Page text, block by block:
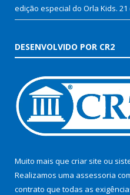
edição especial do Orla Kids. 21
DESENVOLVIDO POR CR2
Muito mais que criar site ou
Realizamos uma assessoria
contrato que todas as